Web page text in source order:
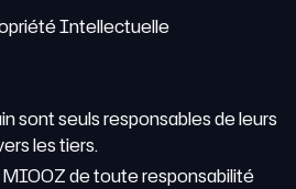
Intellectuelle
sont seuls responsables de leurs
les tiers.
MIOOZ de toute responsabilité